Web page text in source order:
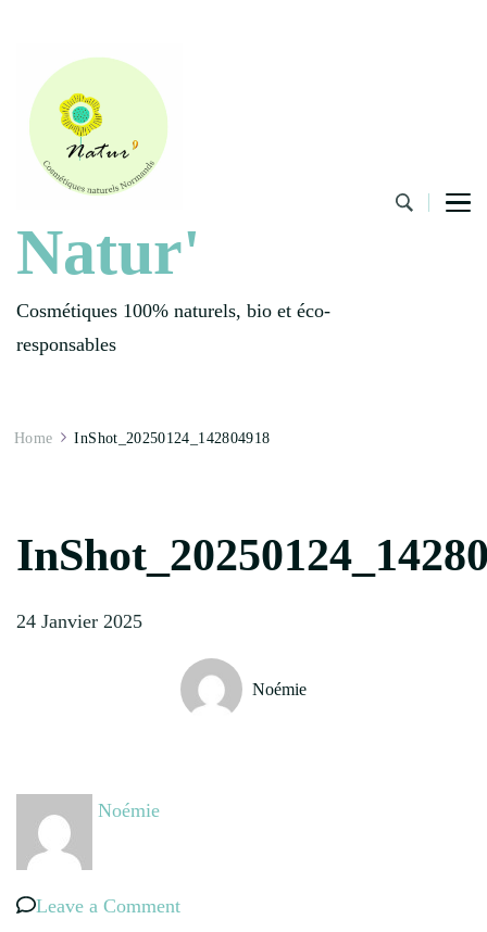
Natur'
Cosmétiques 100% naturels, bio et éco-
responsables
Home InShot_20250124_142804918
24 Janvier 2025
Noémie
Noémie
Leave a Commenton